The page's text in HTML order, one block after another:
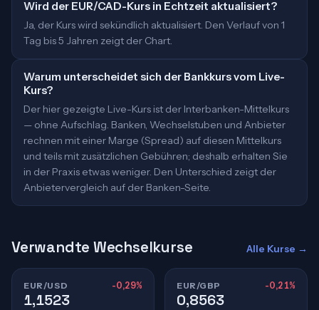
Wird der EUR/CAD-Kurs in Echtzeit aktualisiert?
Ja, der Kurs wird sekündlich aktualisiert. Den Verlauf von 1
Tag bis 5 Jahren zeigt der Chart.
Warum unterscheidet sich der Bankkurs vom Live-
Kurs?
Der hier gezeigte Live-Kurs ist der Interbanken-Mittelkurs
— ohne Aufschlag. Banken, Wechselstuben und Anbieter
rechnen mit einer Marge (Spread) auf diesen Mittelkurs
und teils mit zusätzlichen Gebühren; deshalb erhalten Sie
in der Praxis etwas weniger. Den Unterschied zeigt der
Anbietervergleich auf der Banken-Seite.
Verwandte Wechselkurse Alle Kurse →
EUR/USD -0,29%
1,1523
EUR/GBP -0,21%
0,8563